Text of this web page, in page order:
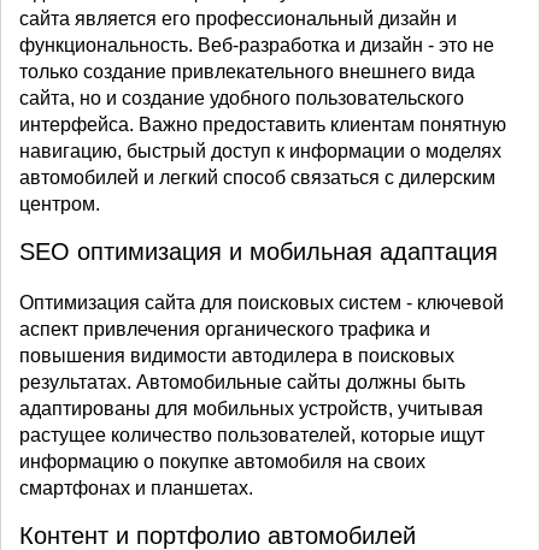
сайта является его профессиональный дизайн и
функциональность. Веб-разработка и дизайн - это не
только создание привлекательного внешнего вида
сайта, но и создание удобного пользовательского
интерфейса. Важно предоставить клиентам понятную
навигацию, быстрый доступ к информации о моделях
автомобилей и легкий способ связаться с дилерским
центром.
SEO оптимизация и мобильная адаптация
Оптимизация сайта для поисковых систем - ключевой
аспект привлечения органического трафика и
повышения видимости автодилера в поисковых
результатах. Автомобильные сайты должны быть
адаптированы для мобильных устройств, учитывая
растущее количество пользователей, которые ищут
информацию о покупке автомобиля на своих
смартфонах и планшетах.
Контент и портфолио автомобилей